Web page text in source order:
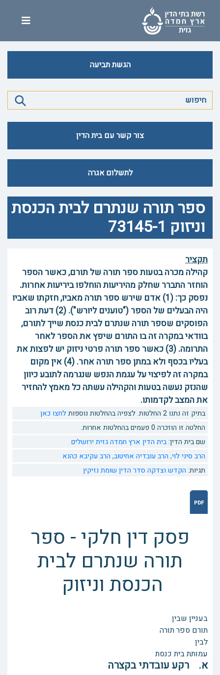
הגשת תביעה
צור קשר עם בית הדין
לתשלום אגרה
ספר תורה שנתרם לבית הכנסת
וניזוק 73145-1
תקציר
קהילה מכרה בטעות ספר תורה של תורם, כאשר הספר
הוחזר התברר שחלק מהיריעות הוחלפו ביריעות אחרות.
נפסק כך: (1) אדם שירש ספר תורה מאביו, חזקתו שאביו
היה הבעלים של הספר ("טוענים ליורש"). (2) דעת רוב
הפוסקים שספר תורה שנתרם לבית כנסת שייך לתורם,
בוודאי במקרה זה בו התורם שיפץ את הספר לאחר
התרומה. (3) כאשר ספר תורה פרטי ניזוק יש לפצות את
בעליו בכסף ולא במתן ספר תורה אחר. (4) אין מקום
במקרה זה לפיצוי על עגמת הנפש שנגרמה לתובע כיוון
שהנזק נעשה בטעות והקהילה עשתה כל מאמץ להחזיר
את המצב לקדמותו.
בתיק זה נתנו 2 החלטות. לצפיה בהחלטות נוספות
לחצו כאן
החלטה זו הוזכרה 0 פעמים בהחלטות אחרות.
שם בית הדין:בית הדין ארץ חמדה גזית ירושלים
הרב סיני לוי, הרב עובדיה אחיטוב, הרב עקיבא כהנא
תגיות: הקדש וצדקה סדר הדין שומת נזיקין
פסק דין חלקי - ספר
תורה שנתרם לבית
הכנסת וניזוק
בעניין שבין
תורם ספר תורה
לבין
עמותת בית כנסת
א. רקע עובדתי בקצרה